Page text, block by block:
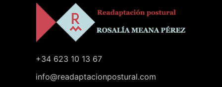
+34 623 10 13 67
info@readaptacionpostural.com